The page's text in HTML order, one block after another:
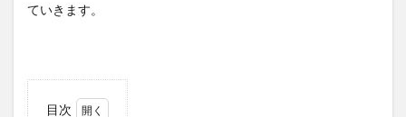
ていきます。
目次